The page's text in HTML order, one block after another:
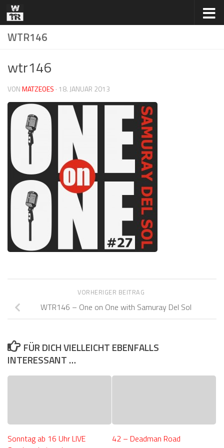
Zum Inhalt springen
WTR146
wtr146
VONMATZEOES · 18. JANUAR 2013
VORHERIGER BEITRAG
WTR146 – One on One with Samuray Del Sol
FÜR DICH VIELLEICHT EBENFALLS
INTERESSANT …
Sonntag ab 16 Uhr LIVE
42 – Deadman Road